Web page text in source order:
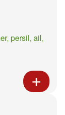
persil, ail,